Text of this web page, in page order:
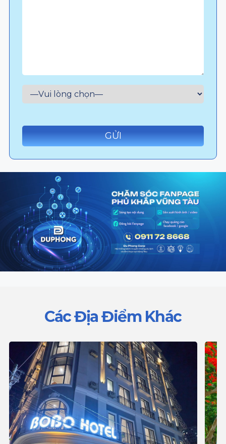
Các Địa Điểm Khác